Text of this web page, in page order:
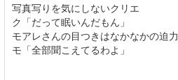
写真写りを気にしないクリエ
ク「だって眠いんだもん」
モアレさんの目つきはなかなかの迫力
モ「全部聞こえてるわよ」